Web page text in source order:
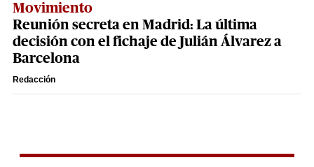
Movimiento
Reunión secreta en Madrid: La última
decisión con el fichaje de Julián Álvarez a
Barcelona
Redacción